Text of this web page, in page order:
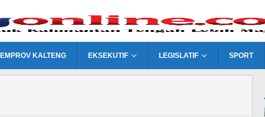
KALTENG EKSEKUTIF LEGISLATIF SPORT